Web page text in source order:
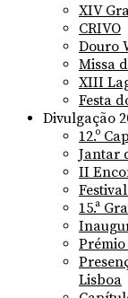
XIV
CRIVO
Douro
Missa
XIII
Festa
Divulgação
12.º
Jantar
II
15.ª
Lisboa